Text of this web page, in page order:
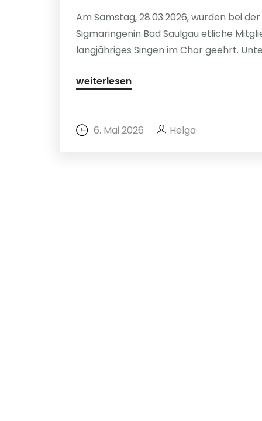
Am Samstag, 28.03.2026, wurden bei
Sigmaringenin Bad Saulgau etliche
langjähriges Singen im Chor geehrt.
weiterlesen
6. Mai 2026 Helga